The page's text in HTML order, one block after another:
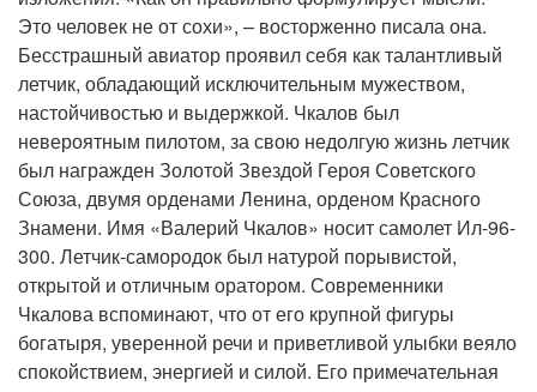
Это человек не от сохи», – восторженно писала она.
Бесстрашный авиатор проявил себя как талантливый
летчик, обладающий исключительным мужеством,
настойчивостью и выдержкой. Чкалов был
невероятным пилотом, за свою недолгую жизнь летчик
был награжден Золотой Звездой Героя Советского
Союза, двумя орденами Ленина, орденом Красного
Знамени. Имя «Валерий Чкалов» носит самолет Ил-96-
300. Летчик-самородок был натурой порывистой,
открытой и отличным оратором. Современники
Чкалова вспоминают, что от его крупной фигуры
богатыря, уверенной речи и приветливой улыбки веяло
спокойствием, энергией и силой. Его примечательная